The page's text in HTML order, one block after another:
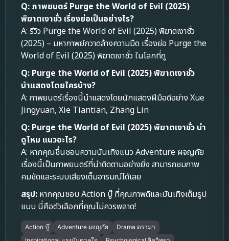
Q: ภาพยนตร์ Purge the World of Evil (2025)
พิฆาตเงาชั่ว เรื่องย่อเป็นอย่างไร?
A: รีวิว Purge the World of Evil (2025) พิฆาตเงาชั่ว
(2025) – มหากาพย์กวาดล้างความมืด เรื่องย่อ Purge the
World of Evil (2025) พิฆาตเงาชั่ว ในโลกที่ถู
Q: Purge the World of Evil (2025) พิฆาตเงาชั่ว
นำแสดงโดยใครบ้าง?
A: ภาพยนตร์เรื่องนี้นำแสดงโดยนักแสดงฝีมือดีอย่าง Xue
Jingyuan, Xie Tiantian, Zhang Lin
Q: Purge the World of Evil (2025) พิฆาตเงาชั่ว น่า
ดูไหม แนวอะไร?
A: หากคุณชื่นชอบความบันเทิงแนว Adventure ผจญภัย
เรื่องนี้เป็นภาพยนตร์ที่น่าติดตามอย่างยิ่ง สามารถชมภาพ
คมชัดและระบบเสียงเต็มอารมณ์ได้เลย
สรุป: หากคุณชอบ Action บู๊ ที่คุณภาพดีและบันเทิงเต็มรูป
แบบ นี่คือตัวเลือกที่คุณไม่ควรพลาด!
Action บู๊ Adventure ผจญภัย
Drama ดราม่า